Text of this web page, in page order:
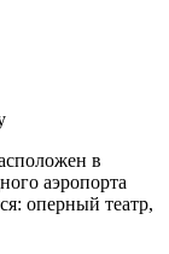
в
аэропорта
оперный театр,